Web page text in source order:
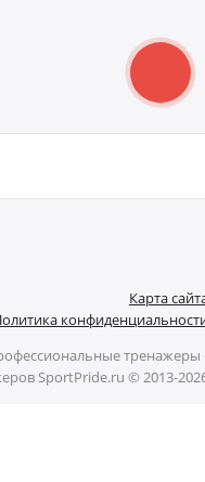
Карта
тренажеры
SportPride.ru © 2013-